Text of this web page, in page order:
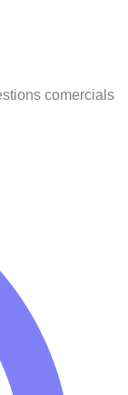
comercials